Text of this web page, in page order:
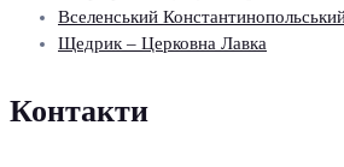
Вселенський
Щедрик – Церковна Лавка
Контакти